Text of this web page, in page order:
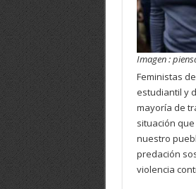
Imagen :
Feministas
estudiantil y
mayoría de
situación
nuestro
predación
violencia